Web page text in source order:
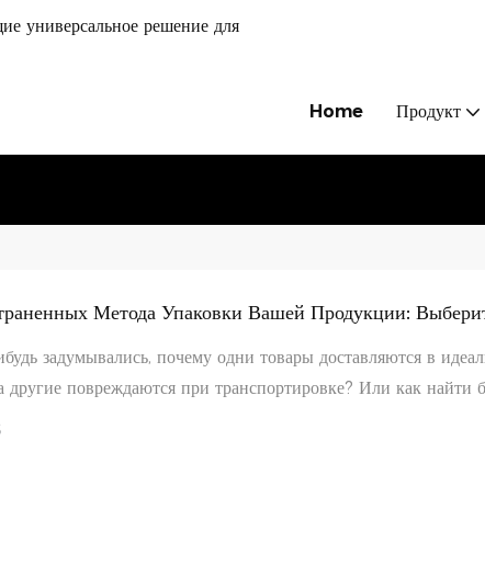
универсальное решение для
Home Продукт
Метода Упаковки Вашей Продукции:
задумывались, почему одни товары доставляются в
другие повреждаются при транспортировке? Или как найти
упаковки, стоимостью доставки и презентацией бренда?